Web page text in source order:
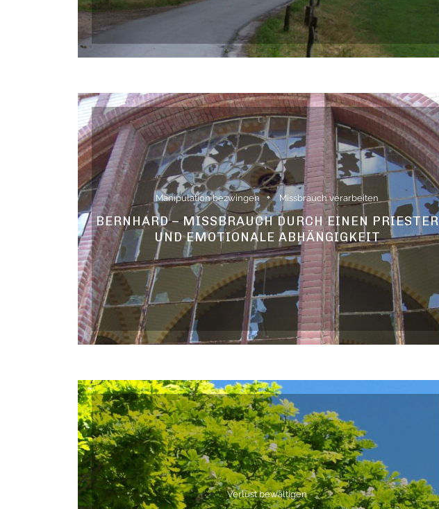
Manipulation bezwingen Missbrauch verarbeiten
BERNHARD – MISSBRAUCH DURCH EINEN PRIESTER
UND EMOTIONALE ABHÄNGIGKEIT
Verlust bewältigen